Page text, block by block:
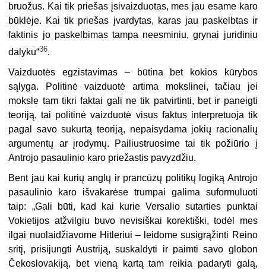
bruožus. Kai tik priešas įsivaizduotas, mes jau esame karo
būklėje. Kai tik priešas įvardytas, karas jau paskelbtas ir
faktinis jo paskelbimas tampa neesminiu, grynai juridiniu
dalyku“36.
Vaizduotės egzistavimas – būtina bet kokios kūrybos
sąlyga. Politinė vaizduotė artima mokslinei, tačiau jei
moksle tam tikri faktai gali ne tik patvirtinti, bet ir paneigti
teoriją, tai politinė vaizduotė visus faktus interpretuoja tik
pagal savo sukurtą teoriją, nepaisydama jokių racionalių
argumentų ar įrodymų. Pailiustruosime tai tik požiūrio į
Antrojo pasaulinio karo priežastis pavyzdžiu.
Bent jau kai kurių anglų ir prancūzų politikų logiką Antrojo
pasaulinio karo išvakarėse trumpai galima suformuluoti
taip: „Gali būti, kad kai kurie Versalio sutarties punktai
Vokietijos atžvilgiu buvo nevisiškai korektiški, todėl mes
ilgai nuolaidžiavome Hitleriui – leidome susigrąžinti Reino
sritį, prisijungti Austriją, suskaldyti ir paimti savo globon
Čekoslovakiją, bet vieną kartą tam reikia padaryti galą,